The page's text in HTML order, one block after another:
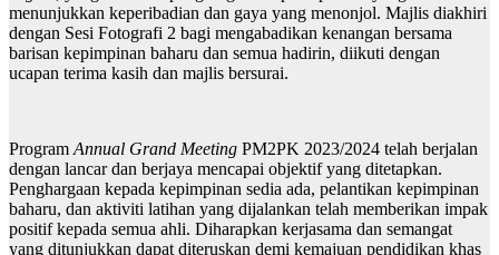
menunjukkan keperibadian dan gaya yang menonjol. Majlis diakhiri
dengan Sesi Fotografi 2 bagi mengabadikan kenangan bersama
barisan kepimpinan baharu dan semua hadirin, diikuti dengan
ucapan terima kasih dan majlis bersurai.
Program Annual Grand Meeting PM2PK 2023/2024 telah berjalan
dengan lancar dan berjaya mencapai objektif yang ditetapkan.
Penghargaan kepada kepimpinan sedia ada, pelantikan kepimpinan
baharu, dan aktiviti latihan yang dijalankan telah memberikan impak
positif kepada semua ahli. Diharapkan kerjasama dan semangat
yang ditunjukkan dapat diteruskan demi kemajuan pendidikan khas